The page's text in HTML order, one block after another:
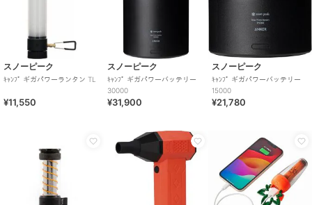
スノーピーク
ｷｬﾝﾌﾟ ギガパワーランタン TL
¥11,550
スノーピーク
ｷｬﾝﾌﾟ ギガパワーバッテリー
30000
¥31,900
スノーピーク
ｷｬﾝﾌﾟ ギガパワーバッテリー
15000
¥21,780